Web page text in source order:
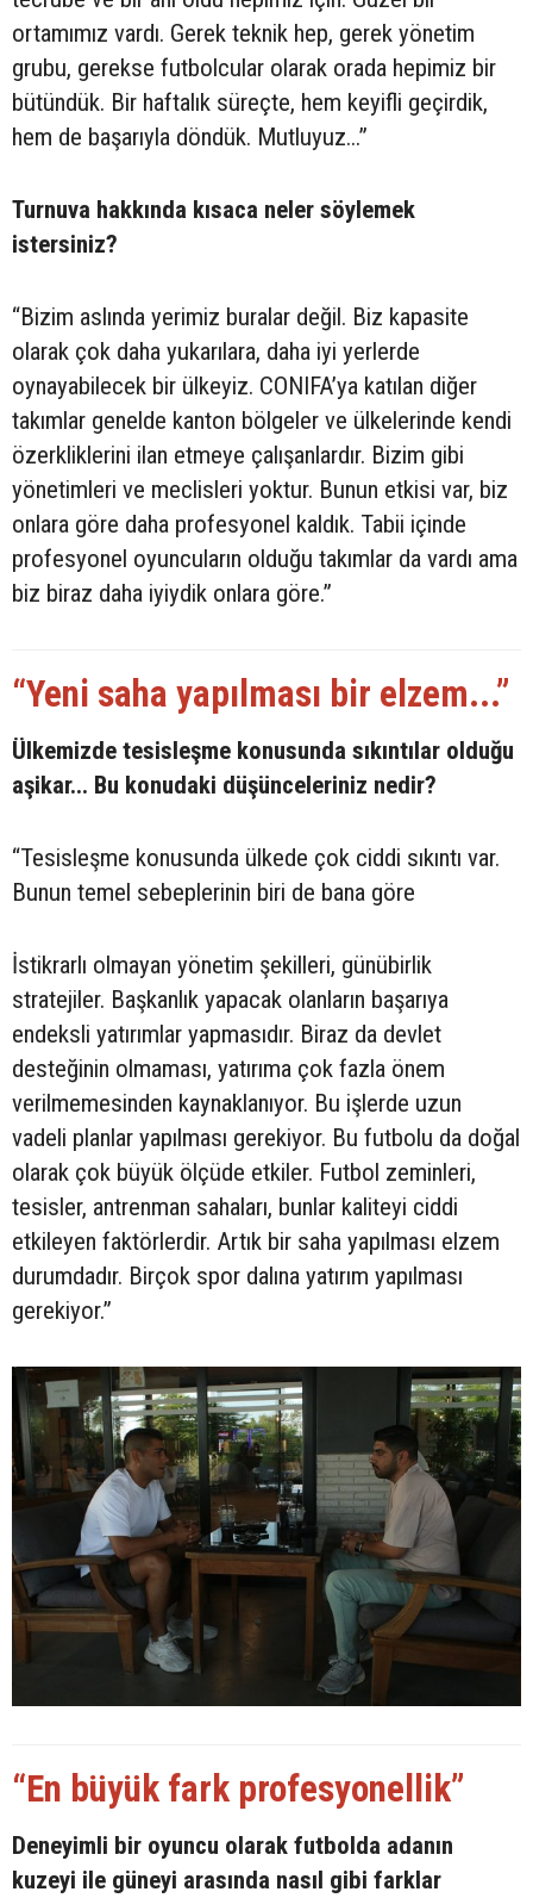
ortamımız vardı. Gerek teknik hep, gerek yönetim
grubu, gerekse futbolcular olarak orada hepimiz bir
bütündük. Bir haftalık süreçte, hem keyifli geçirdik,
hem de başarıyla döndük. Mutluyuz...”
Turnuva hakkında kısaca neler söylemek
istersiniz?
“Bizim aslında yerimiz buralar değil. Biz kapasite
olarak çok daha yukarılara, daha iyi yerlerde
oynayabilecek bir ülkeyiz. CONIFA’ya katılan diğer
takımlar genelde kanton bölgeler ve ülkelerinde kendi
özerkliklerini ilan etmeye çalışanlardır. Bizim gibi
yönetimleri ve meclisleri yoktur. Bunun etkisi var, biz
onlara göre daha profesyonel kaldık. Tabii içinde
profesyonel oyuncuların olduğu takımlar da vardı ama
biz biraz daha iyiydik onlara göre.”
“Yeni saha yapılması bir elzem...”
Ülkemizde tesisleşme konusunda sıkıntılar olduğu
aşikar... Bu konudaki düşünceleriniz nedir?
“Tesisleşme konusunda ülkede çok ciddi sıkıntı var.
Bunun temel sebeplerinin biri de bana göre
İstikrarlı olmayan yönetim şekilleri, günübirlik
stratejiler. Başkanlık yapacak olanların başarıya
endeksli yatırımlar yapmasıdır. Biraz da devlet
desteğinin olmaması, yatırıma çok fazla önem
verilmemesinden kaynaklanıyor. Bu işlerde uzun
vadeli planlar yapılması gerekiyor. Bu futbolu da doğal
olarak çok büyük ölçüde etkiler. Futbol zeminleri,
tesisler, antrenman sahaları, bunlar kaliteyi ciddi
etkileyen faktörlerdir. Artık bir saha yapılması elzem
durumdadır. Birçok spor dalına yatırım yapılması
gerekiyor.”
“En büyük fark profesyonellik”
Deneyimli bir oyuncu olarak futbolda adanın
kuzeyi ile güneyi arasında nasıl gibi farklar